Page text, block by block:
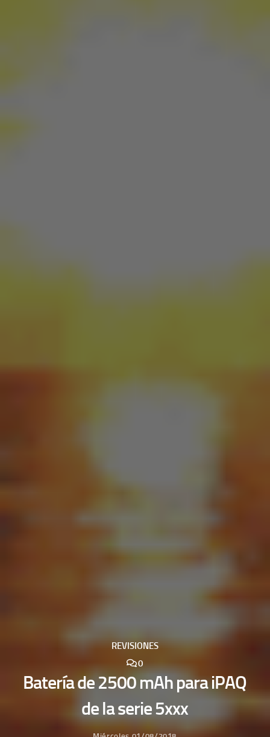
REVISIONES
0
Batería de 2500 mAh para iPAQ
de la serie 5xxx